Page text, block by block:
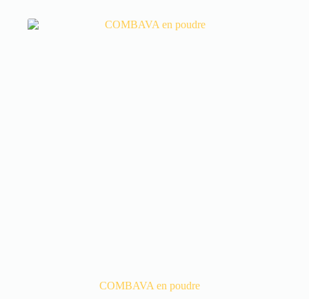
COMBAVA en poudre